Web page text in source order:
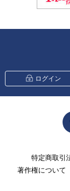
ログイン
特定商取引
著作権について